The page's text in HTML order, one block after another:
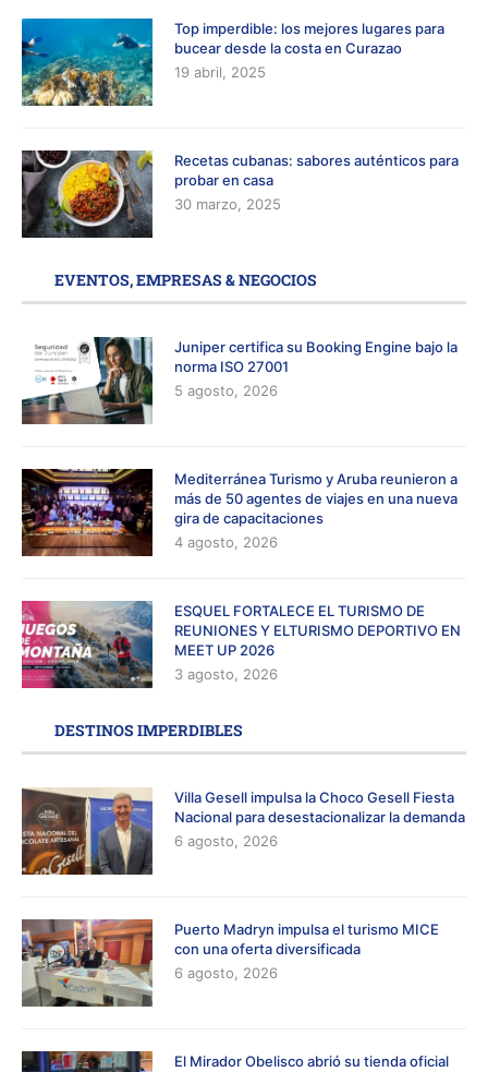
Top imperdible: los mejores lugares para
bucear desde la costa en Curazao
19 abril, 2025
Recetas cubanas: sabores auténticos para
probar en casa
30 marzo, 2025
EVENTOS, EMPRESAS & NEGOCIOS
Juniper certifica su Booking Engine bajo la
norma ISO 27001
5 agosto, 2026
Mediterránea Turismo y Aruba reunieron a
más de 50 agentes de viajes en una nueva
gira de capacitaciones
4 agosto, 2026
ESQUEL FORTALECE EL TURISMO DE
REUNIONES Y ELTURISMO DEPORTIVO EN
MEET UP 2026
3 agosto, 2026
DESTINOS IMPERDIBLES
Villa Gesell impulsa la Choco Gesell Fiesta
Nacional para desestacionalizar la demanda
6 agosto, 2026
Puerto Madryn impulsa el turismo MICE
con una oferta diversificada
6 agosto, 2026
El Mirador Obelisco abrió su tienda oficial